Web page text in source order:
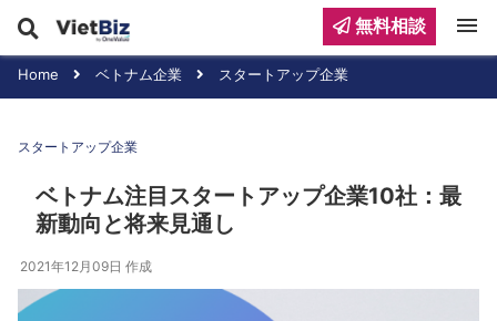
Home ベトナム企業 スタートアップ企業
スタートアップ企業
ベトナム注目スタートアップ企業10社：最
新動向と将来見通し
2021年12月09日 作成
無料相談 menu